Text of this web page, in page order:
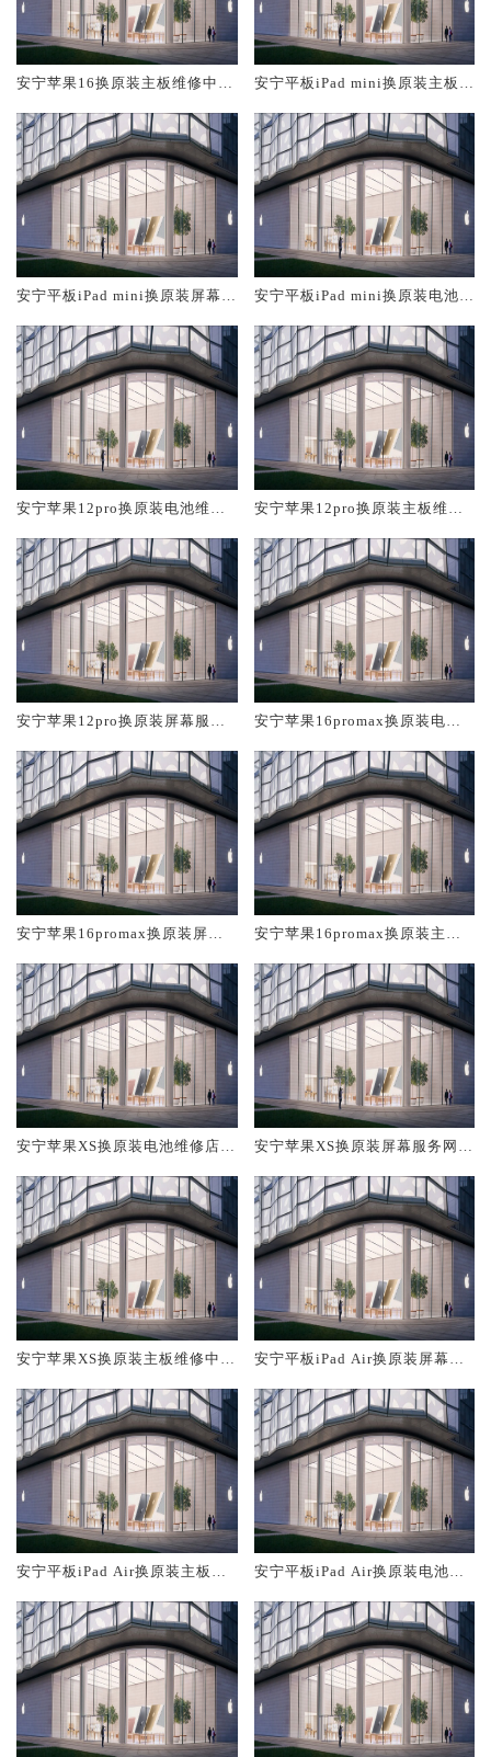
安宁苹果16换原装主板维修中心
安宁平板iPad mini换原装主板维
安宁平板iPad mini换原装屏幕服
安宁平板iPad mini换原装电池维
安宁苹果12pro换原装电池维修
安宁苹果12pro换原装主板维修
安宁苹果12pro换原装屏幕服务
安宁苹果16promax换原装电池
安宁苹果16promax换原装屏幕
安宁苹果16promax换原装主板
安宁苹果XS换原装电池维修店大
安宁苹果XS换原装屏幕服务网点
安宁苹果XS换原装主板维修中心
安宁平板iPad Air换原装屏幕服
安宁平板iPad Air换原装主板维
安宁平板iPad Air换原装电池维